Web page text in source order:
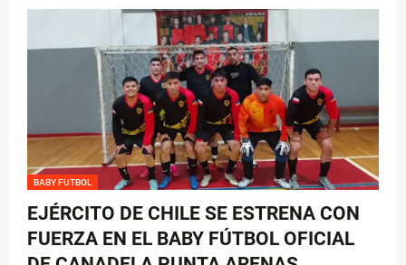
BABY FUTBOL
EJÉRCITO DE CHILE SE ESTRENA CON
FUERZA EN EL BABY FÚTBOL OFICIAL